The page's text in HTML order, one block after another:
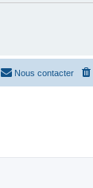
Nous contacter